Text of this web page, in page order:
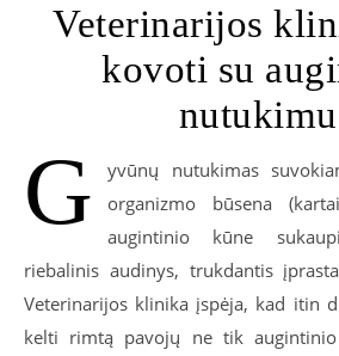
Veterinarijos
kovoti su
G
yvūnų nutukimas
organizmo būsena
augintinio kūne
riebalinis audinys, trukdantis
Veterinarijos klinika įspėja, kad itin
kelti rimtą pavojų ne tik